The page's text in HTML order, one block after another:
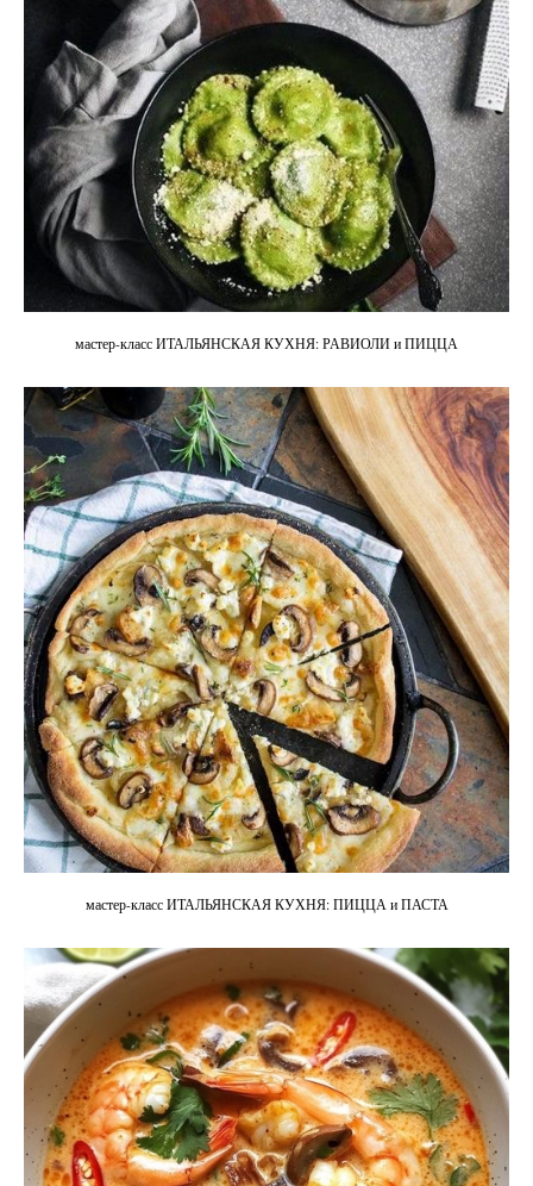
мастер-класс ИТАЛЬЯНСКАЯ КУХНЯ: РАВИОЛИ и ПИЦЦА
мастер-класс ИТАЛЬЯНСКАЯ КУХНЯ: ПИЦЦА и ПАСТА